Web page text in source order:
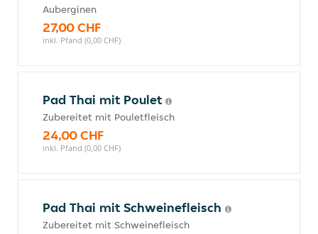
Auberginen
27,00 CHF
inkl. Pfand (0,00 CHF)
Pad Thai mit Poulet
Zubereitet mit Pouletfleisch
24,00 CHF
inkl. Pfand (0,00 CHF)
Pad Thai mit Schweinefleisch
Zubereitet mit Schweinefleisch